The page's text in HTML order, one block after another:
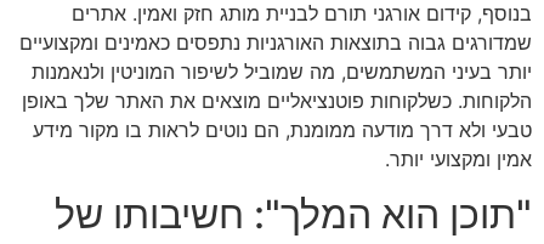
בנוסף, קידום אורגני תורם לבניית מותג חזק ואמין. אתרים
שמדורגים גבוה בתוצאות האורגניות נתפסים כאמינים ומקצועיים
יותר בעיני המשתמשים, מה שמוביל לשיפור המוניטין ולנאמנות
הלקוחות. כשלקוחות פוטנציאליים מוצאים את האתר שלך באופן
טבעי ולא דרך מודעה ממומנת, הם נוטים לראות בו מקור מידע
אמין ומקצועי יותר.
"תוכן הוא המלך": חשיבותו של